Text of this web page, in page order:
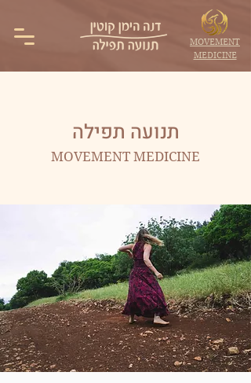
MOVEMENT
MEDICINE
תנועה תפילה
MOVEMENT MEDICINE